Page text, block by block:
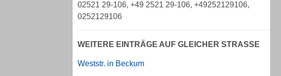
02521 29-106, +49 2521 29-106, +49252129106,
0252129106
WEITERE EINTRÄGE AUF GLEICHER STRASSE
Weststr. in Beckum